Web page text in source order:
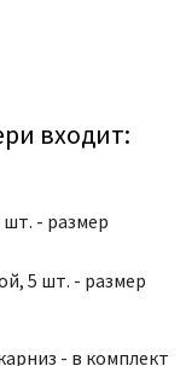
входит:
шт. - размер
5 шт. - размер
- в комплект